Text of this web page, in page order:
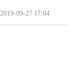
2019-09-27 17:04